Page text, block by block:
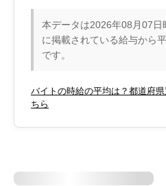
本データは2026年08月07日
に掲載されている給与から
です。
バイトの時給の平均は？都道府
ちら